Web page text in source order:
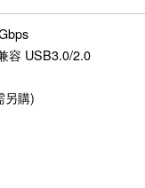
容 USB3.0/2.0
另購)